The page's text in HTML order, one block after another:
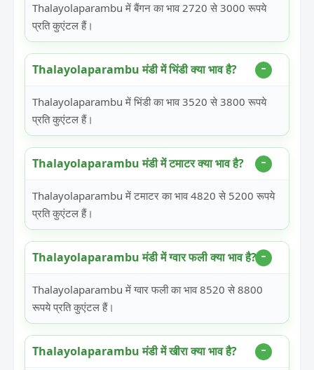
Thalayolaparambu में बैंगन का भाव 2720 से 3000 रूपये
प्रति कुएंटल हैं।
Thalayolaparambu मंडी में भिंडी क्या भाव है?
Thalayolaparambu में भिंडी का भाव 3520 से 3800 रूपये
प्रति कुएंटल हैं।
Thalayolaparambu मंडी में टमाटर क्या भाव है?
Thalayolaparambu में टमाटर का भाव 4820 से 5200 रूपये
प्रति कुएंटल हैं।
Thalayolaparambu मंडी में ग्वार फली क्या भाव है?
Thalayolaparambu में ग्वार फली का भाव 8520 से 8800
रूपये प्रति कुएंटल हैं।
Thalayolaparambu मंडी में खीरा क्या भाव है?